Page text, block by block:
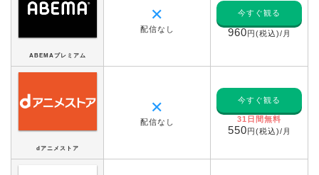
ABEMAプレミアム
✕
配信なし
今すぐ観る
960円(税込)/月
dアニメストア
✕
配信なし
今すぐ観る
31日間無料
550円(税込)/月